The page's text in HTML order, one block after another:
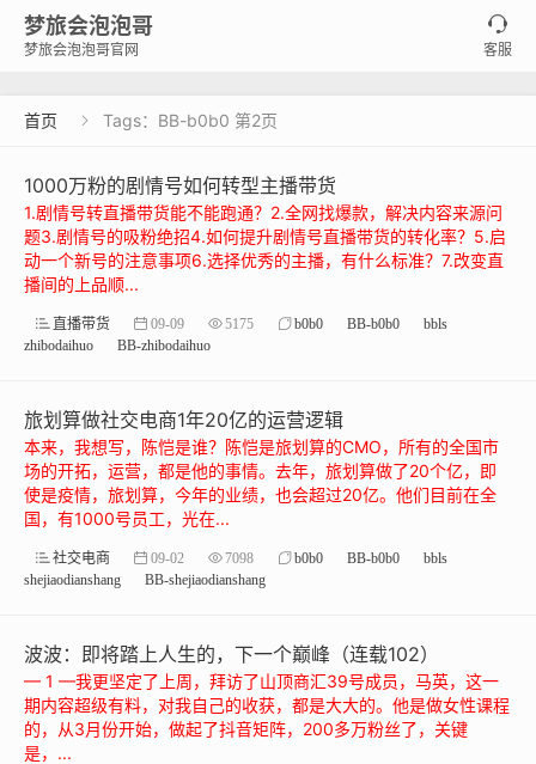
梦旅会泡泡哥
梦旅会泡泡哥官网

客服
首页  Tags：BB-b0b0 第2页
1000万粉的剧情号如何转型主播带货
1.剧情号转直播带货能不能跑通？2.全网找爆款，解决内容来源问
题3.剧情号的吸粉绝招4.如何提升剧情号直播带货的转化率？5.启
动一个新号的注意事项6.选择优秀的主播，有什么标准？7.改变直
播间的上品顺...
直播带货 09-09 5175 b0b0 BB-b0b0
bbls
zhibodaihuo
BB-zhibodaihuo
旅划算做社交电商1年20亿的运营逻辑
本来，我想写，陈恺是谁？陈恺是旅划算的CMO，所有的全国市
场的开拓，运营，都是他的事情。去年，旅划算做了20个亿，即
使是疫情，旅划算，今年的业绩，也会超过20亿。他们目前在全
国，有1000号员工，光在...
社交电商 09-02 7098 b0b0 BB-b0b0
bbls
shejiaodianshang
BB-shejiaodianshang
波波：即将踏上人生的，下一个巅峰（连载102）
— 1 —我更坚定了上周，拜访了山顶商汇39号成员，马英，这一
期内容超级有料，对我自己的收获，都是大大的。他是做女性课程
的，从3月份开始，做起了抖音矩阵，200多万粉丝了，关键
是，...